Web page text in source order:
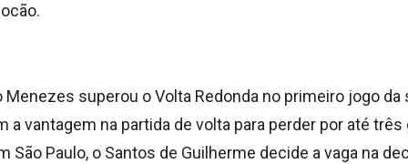
Menezes superou o Volta Redonda no primeiro jogo da
a vantagem na partida de volta para perder por até três
São Paulo, o Santos de Guilherme decide a vaga na